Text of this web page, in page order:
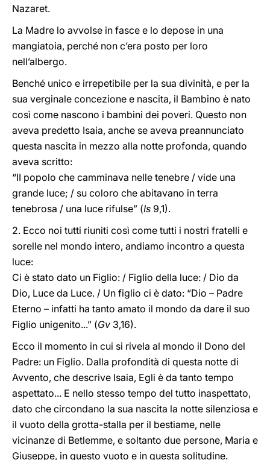
Nazaret.
La Madre lo avvolse in fasce e lo depose in una
mangiatoia, perché non c’era posto per loro
nell’albergo.
Benché unico e irrepetibile per la sua divinità, e per la
sua verginale concezione e nascita, il Bambino è nato
così come nascono i bambini dei poveri. Questo non
aveva predetto Isaia, anche se aveva preannunciato
questa nascita in mezzo alla notte profonda, quando
aveva scritto:
“II popolo che camminava nelle tenebre / vide una
grande luce; / su coloro che abitavano in terra
tenebrosa / una luce rifulse” (Is 9,1).
2. Ecco noi tutti riuniti così come tutti i nostri fratelli e
sorelle nel mondo intero, andiamo incontro a questa
luce:
Ci è stato dato un Figlio: / Figlio della luce: / Dio da
Dio, Luce da Luce. / Un figlio ci è dato: “Dio – Padre
Eterno – infatti ha tanto amato il mondo da dare il suo
Figlio unigenito...” (Gv 3,16).
Ecco il momento in cui si rivela al mondo il Dono del
Padre: un Figlio. Dalla profondità di questa notte di
Avvento, che descrive Isaia, Egli è da tanto tempo
aspettato... E nello stesso tempo del tutto inaspettato,
dato che circondano la sua nascita la notte silenziosa e
il vuoto della grotta-stalla per il bestiame, nelle
vicinanze di Betlemme, e soltanto due persone, Maria e
Giuseppe, in questo vuoto e in questa solitudine.